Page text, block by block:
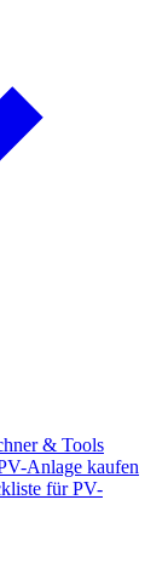
& Tools
Anlage kaufen
für PV-